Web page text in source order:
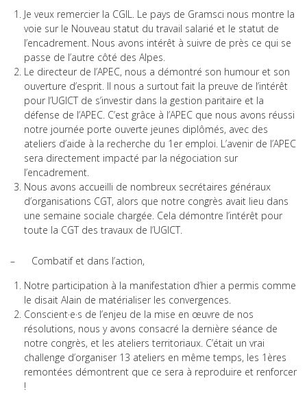
Je veux remercier la CGIL. Le pays de Gramsci nous montre la
voie sur le Nouveau statut du travail salarié et le statut de
l’encadrement. Nous avons intérêt à suivre de près ce qui se
passe de l’autre côté des Alpes.
Le directeur de l’APEC, nous a démontré son humour et son
ouverture d’esprit. Il nous a surtout fait la preuve de l’intérêt
pour l’UGICT de s’investir dans la gestion paritaire et la
défense de l’APEC. C’est grâce à l’APEC que nous avons réussi
notre journée porte ouverte jeunes diplômés, avec des
ateliers d’aide à la recherche du 1er emploi. L’avenir de l’APEC
sera directement impacté par la négociation sur
l’encadrement.
Nous avons accueilli de nombreux secrétaires généraux
d’organisations CGT, alors que notre congrès avait lieu dans
une semaine sociale chargée. Cela démontre l’intérêt pour
toute la CGT des travaux de l’UGICT.
– Combatif et dans l’action,
Notre participation à la manifestation d’hier a permis comme
le disait Alain de matérialiser les convergences.
Conscient·e·s de l’enjeu de la mise en œuvre de nos
résolutions, nous y avons consacré la dernière séance de
notre congrès, et les ateliers territoriaux. C’était un vrai
challenge d’organiser 13 ateliers en même temps, les 1ères
remontées démontrent que ce sera à reproduire et renforcer
!